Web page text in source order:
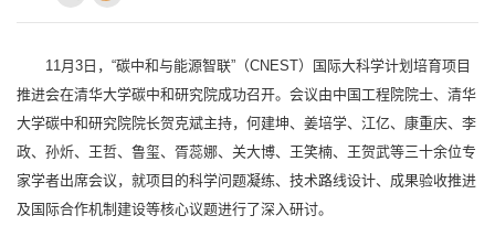
11月3日，“碳中和与能源智联”（CNEST）国际大科学计划培育项目
推进会在清华大学碳中和研究院成功召开。会议由中国工程院院士、清华
大学碳中和研究院院长贺克斌主持，何建坤、姜培学、江亿、康重庆、李
政、孙炘、王哲、鲁玺、胥蕊娜、关大博、王笑楠、王贺武等三十余位专
家学者出席会议，就项目的科学问题凝练、技术路线设计、成果验收推进
及国际合作机制建设等核心议题进行了深入研讨。